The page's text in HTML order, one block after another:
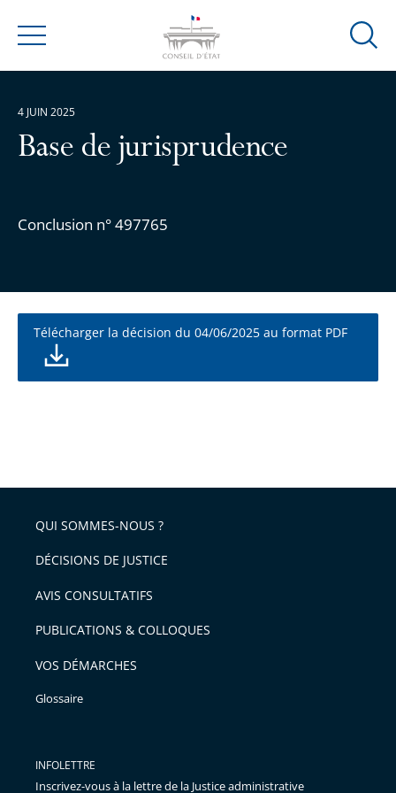
Menu
Ouvrir
Base de jurisprudence
Conclusion n° 497765
4 JUIN 2025
Télécharger la décision du 04/06/2025 au format PDF
QUI SOMMES-NOUS ?
DÉCISIONS DE JUSTICE
AVIS CONSULTATIFS
PUBLICATIONS & COLLOQUES
VOS DÉMARCHES
Glossaire
INFOLETTRE
Inscrivez-vous à la lettre de la Justice administrative